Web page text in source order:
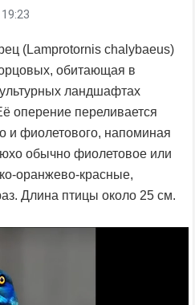
(Lamprotornis chalybaeus)
обитающая в
ландшафтах
оперение переливается
и фиолетового, напоминая
обычно фиолетовое или
оранжево-красные,
Длина птицы около 25 см.